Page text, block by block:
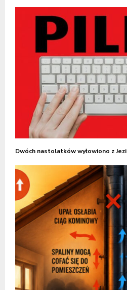
Dwóch nastolatków wyłowiono z